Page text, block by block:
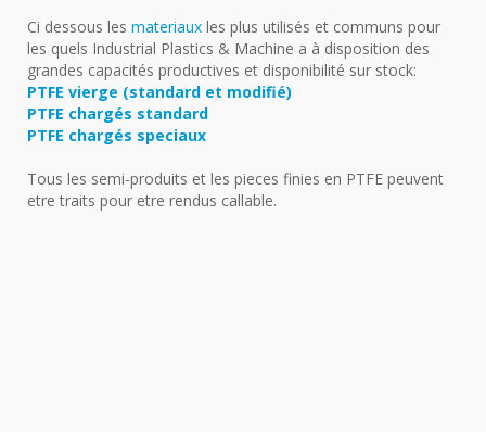
Ci dessous les materiaux les plus utilisés et communs pour
les quels Industrial Plastics & Machine a à disposition des
grandes capacités productives et disponibilité sur stock:
PTFE vierge (standard et modifié)
PTFE chargés standard
PTFE chargés speciaux
Tous les semi-produits et les pieces finies en PTFE peuvent
etre traits pour etre rendus callable.